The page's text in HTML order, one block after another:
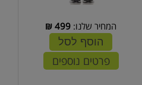
המחיר שלנו: 499
₪
הוסף לסל
פרטים נוספים